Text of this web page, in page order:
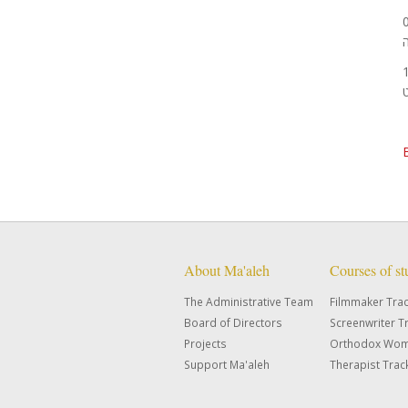
About Ma'aleh
The Administrative Team
Board of Directors
Projects
Support Ma'aleh
Courses of
Filmmaker
Screenwriter
Orthodox
Therapist